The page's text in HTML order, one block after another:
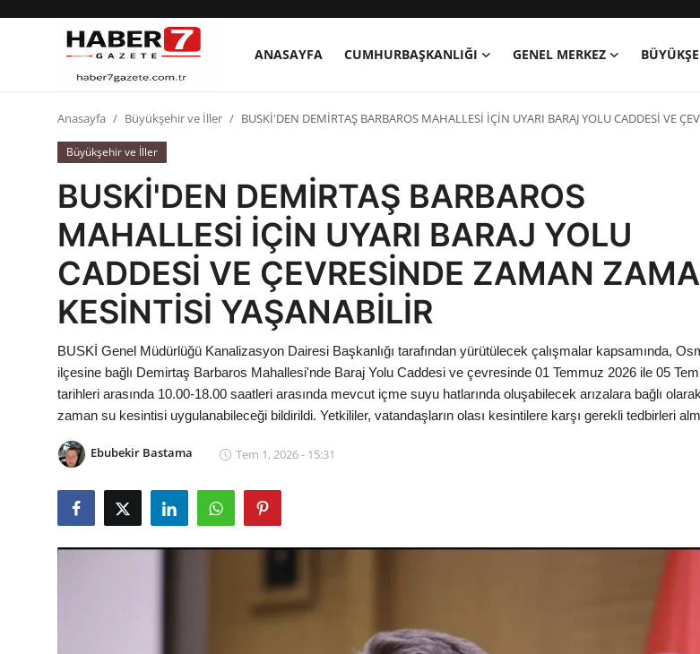
ANASAYFA CUMHURBAŞKANLIĞI GENEL MERKEZ
Anasayfa
Cumhurbaşkanlığı
Genel Merkez
Büyükşehir ve İller
Valilikler
Bakanlıklar
İl / İlçe Başkanlıkları
Kaymakamlıklar
Anasayfa Büyükşehir ve İller BUSKİ'DEN DEMİRTAŞ BARBAROS MAHALLESİ İÇİN UYARI BARAJ YOLU CADDESİ VE
Büyükşehir ve İller
BUSKİ'DEN DEMİRTAŞ BARBAROS
MAHALLESİ İÇİN UYARI BARAJ YOLU
CADDESİ VE ÇEVRESİNDE ZAMAN
KESİNTİSİ YAŞANABİLİR
BUSKİ Genel Müdürlüğü Kanalizasyon Dairesi Başkanlığı tarafından yürütülecek çalışmalar kapsamında,
ilçesine bağlı Demirtaş Barbaros Mahallesi'nde Baraj Yolu Caddesi ve çevresinde 01 Temmuz 2026 ile 05
tarihleri arasında 10.00-18.00 saatleri arasında mevcut içme suyu hatlarında oluşabilecek arızalara bağlı
zaman su kesintisi uygulanabileceği bildirildi. Yetkililer, vatandaşların olası kesintilere karşı gerekli tedbirleri
Ebubekir Bastama Tem 1, 2026 - 15:31